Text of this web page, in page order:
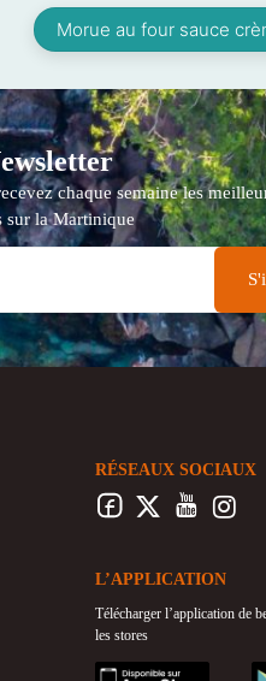
Morue au four sauce
chaque semaine les
sur la Martinique
RÉSEAUX SOCIAUX
L’APPLICATION
Télécharger l’application de
les stores
appstore